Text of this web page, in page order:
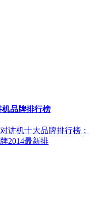
品牌排行榜
讲机十大品牌排行榜；
2014最新排